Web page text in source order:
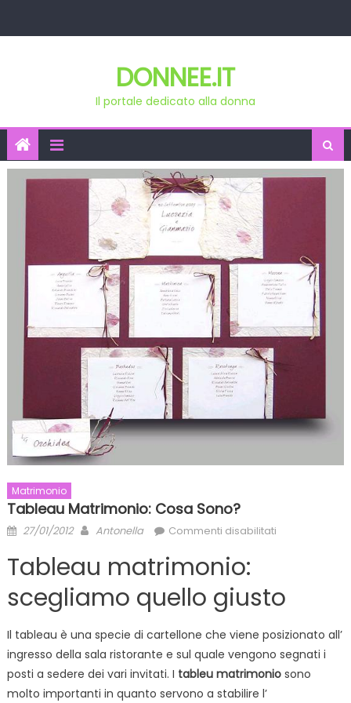
DONNEE.IT
Il portale dedicato alla donna
Matrimonio
Tableau Matrimonio: Cosa Sono?
Posted
27/01/2012 Author
Antonella Commenti disabilitatisu
sono?
Tableau matrimonio:
scegliamo quello giusto
Il tableau è una specie di cartellone che viene posizionato all’
ingresso della sala ristorante e sul quale vengono segnati i
posti a sedere dei vari invitati. I tableu matrimoniosono
molto importanti in quanto servono a stabilire l’